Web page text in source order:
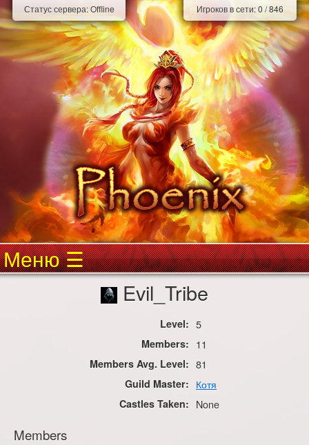
Статус сервера:Offline Игроков в сети:0 /846
Меню
Evil_Tribe
Level: 5
Members: 11
Members Avg. Level: 81
Guild Master: Котя
Castles Taken: None
Members